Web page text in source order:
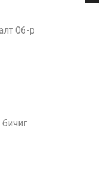
06-р
бичиг